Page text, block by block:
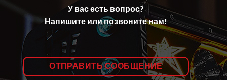
У вас есть вопрос?
Напишите или позвоните нам!
ОТПРАВИТЬ СООБЩЕНИЕ